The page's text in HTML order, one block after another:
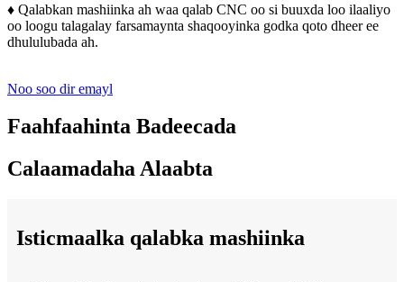
♦ Qalabkan mashiinka ah waa qalab CNC oo si buuxda loo ilaaliyo
oo loogu talagalay farsamaynta shaqooyinka godka qoto dheer ee
dhululubada ah.
Noo soo dir emayl
Faahfaahinta Badeecada
Calaamadaha Alaabta
Isticmaalka qalabka mashiinka